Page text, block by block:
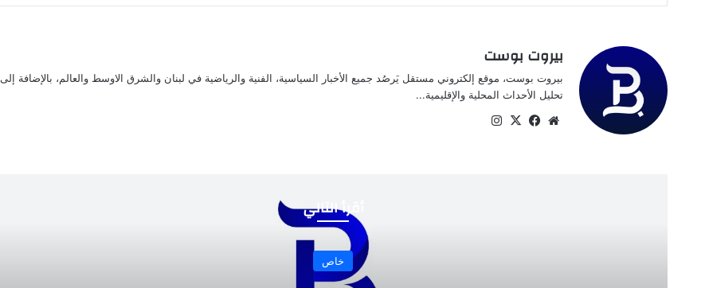
بيروت بوست
بيروت بوست، موقع إلكتروني مستقل يَرصُد جميع الأخبار السياسية، الفنية والرياضية في لبنان والشرق الاوسط والعالم، بالإضافة إلى
تحليل الأحداث المحلية والإقليمية...
موقعفيسبوك
‫X
أقرأ التالي